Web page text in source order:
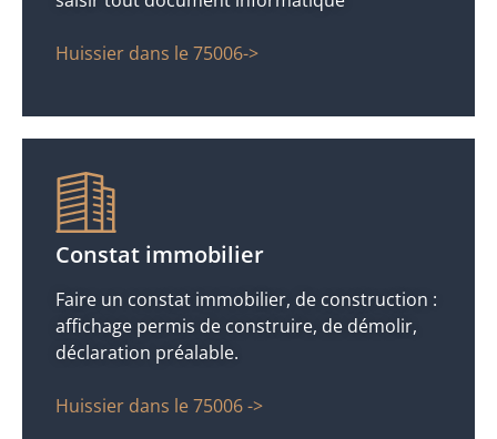
Huissier dans le 75006->
Constat immobilier
Faire un constat immobilier, de construction :
affichage permis de construire, de démolir,
déclaration préalable.
Huissier dans le 75006 ->